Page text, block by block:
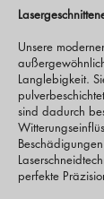
Unsere
Langlebigkeit.
sind dadurch
perfekte